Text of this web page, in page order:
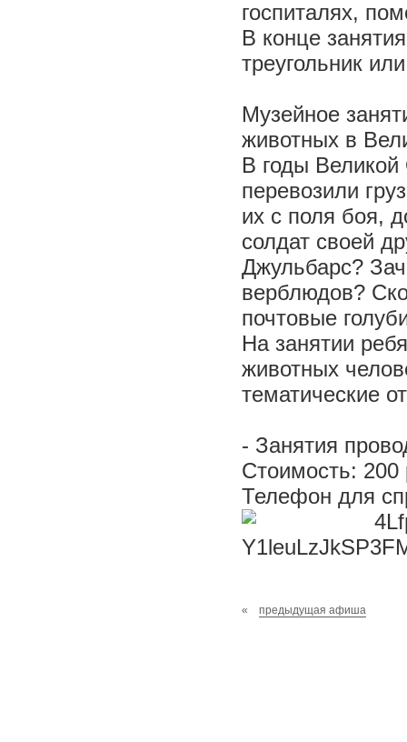
госпиталях,
В конце
треугольник
Музейное
животных в
В годы
перевозили
их с поля боя,
солдат своей
Джульбарс?
верблюдов?
почтовые
На занятии
животных
тематические
- Занятия
Стоимость: 200
Телефон для
« предыдущая афиша